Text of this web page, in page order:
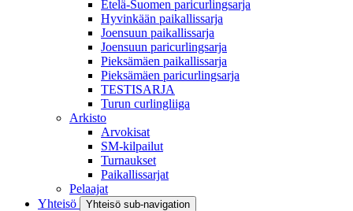
Etelä-Suomen paricurlingsarja
Hyvinkään paikallissarja
Joensuun paikallissarja
Joensuun paricurlingsarja
Pieksämäen paikallissarja
Pieksämäen paricurlingsarja
TESTISARJA
Turun curlingliiga
Arkisto
Arvokisat
SM-kilpailut
Turnaukset
Paikallissarjat
Pelaajat
Yhteisö
Yhteisö sub-navigation